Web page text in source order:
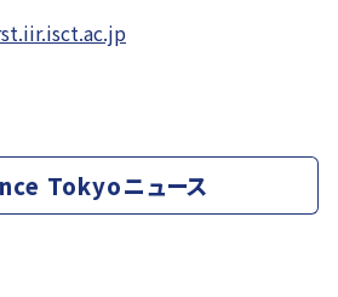
Tokyoニュース